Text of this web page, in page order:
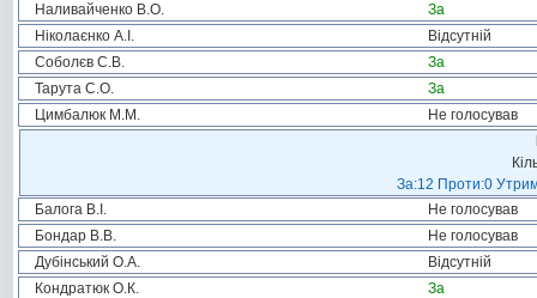
Наливайченко В.О.
За
Ніколаєнко А.І.
Відсутній
Соболєв С.В.
За
Тарута С.О.
За
Цимбалюк М.М.
Не голосував
За:12 Проти:0
Балога В.І.
Не голосував
Бондар В.В.
Не голосував
Дубінський О.А.
Відсутній
Кондратюк О.К.
За